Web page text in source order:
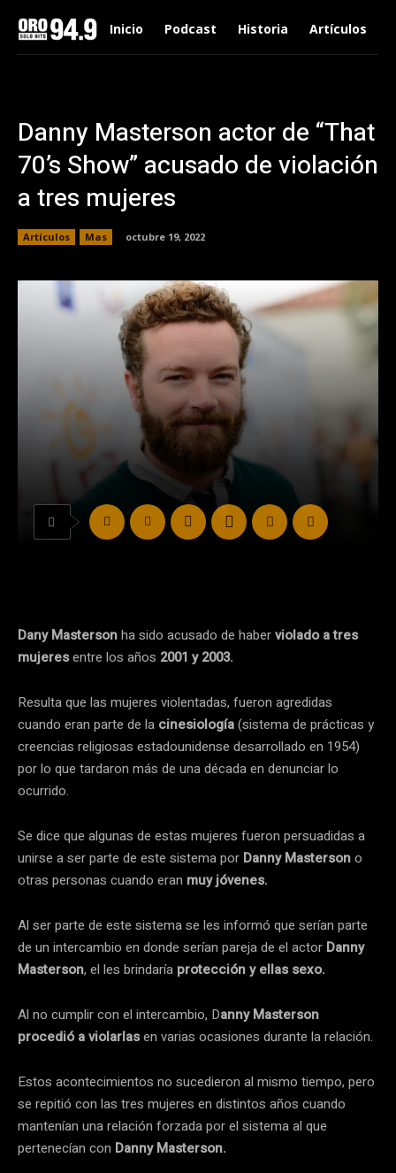
Inicio Podcast Historia Artículos
Danny Masterson actor de “That
70’s Show” acusado de violación
a tres mujeres
Artículos Mas octubre 19, 2022
Dany Mastersonha sido acusado de haberviolado a tres
mujeresentre los años 2001 y 2003.
Resulta que las mujeres violentadas, fueron agredidas
cuando eran parte de la cinesiología(sistema de prácticas y
creencias religiosas estadounidense desarrollado en 1954)
por lo que tardaron más de una década en denunciar lo
ocurrido.
Se dice que algunas de estas mujeres fueron persuadidas a
unirse a ser parte de este sistema por Danny Mastersono
otras personas cuando eran muy jóvenes.
Al ser parte de este sistema se les informó que serían parte
de un intercambio en donde serían pareja de el actor Danny
Masterson, el les brindaría protección y ellas sexo.
Al no cumplir con el intercambio, Danny Masterson
procedió a violarlasen varias ocasiones durante la relación.
Estos acontecimientos no sucedieron al mismo tiempo, pero
se repitió con las tres mujeres en distintos años cuando
mantenían una relación forzada por el sistema al que
pertenecían con Danny Masterson.